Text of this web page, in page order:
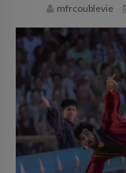
mfrcoublevie